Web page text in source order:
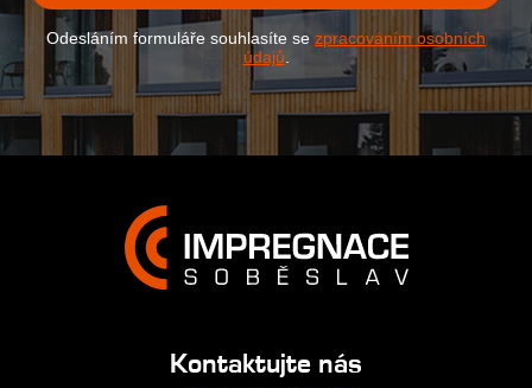
Odesláním formuláře souhlasíte se zpracováním osobních
údajů
Kontaktujte nás